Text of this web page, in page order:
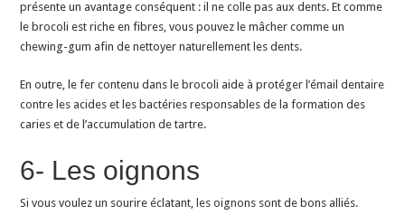
présente un avantage conséquent : il ne colle pas aux dents. Et comme
le brocoli est riche en fibres, vous pouvez le mâcher comme un
chewing-gum afin de nettoyer naturellement les dents.
En outre, le fer contenu dans le brocoli aide à protéger l’émail dentaire
contre les acides et les bactéries responsables de la formation des
caries et de l’accumulation de tartre.
6- Les oignons
Si vous voulez un sourire éclatant, les oignons sont de bons alliés.